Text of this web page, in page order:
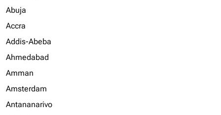
Abuja
Accra
Addis-Abeba
Ahmedabad
Amman
Amsterdam
Antananarivo